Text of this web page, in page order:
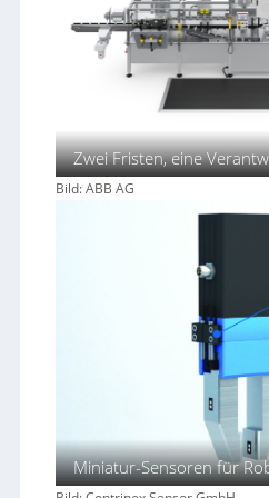
Zwei Fristen, eine
Bild: ABB AG
Miniatur-Sensoren für